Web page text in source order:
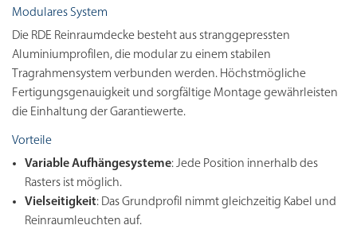
Modulares System
Die RDE Reinraumdecke besteht aus stranggepressten
Aluminiumprofilen, die modular zu einem stabilen
Tragrahmensystem verbunden werden. Höchstmögliche
Fertigungsgenauigkeit und sorgfältige Montage gewährleisten
die Einhaltung der Garantiewerte.
Vorteile
Variable Aufhängesysteme: Jede Position innerhalb des
Rasters ist möglich.
Vielseitigkeit: Das Grundprofil nimmt gleichzeitig Kabel und
Reinraumleuchten auf.